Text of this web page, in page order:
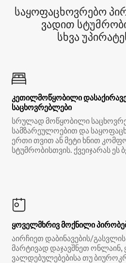
საყოფაცხოვრებო
ვადით
სხვა
კეთილმოწყობილი
საცხოვრებლები
სრულად მოწყობილი
სამზარეულოებით და
ერთი თვით ან მეტი ხნით
სტუმრობისთვის. ქვეიჯარას ეს
ყოველმხრივ მოქნილი
აირჩიეთ დაბინავების/
მარტივად დაჯავშნეთ
ვალდებულებებისა თუ